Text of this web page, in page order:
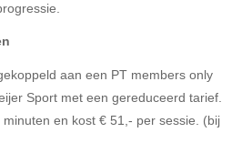
aan een PT members only
Sport met een gereduceerd tarief.
en kost € 51,- per sessie. (bij